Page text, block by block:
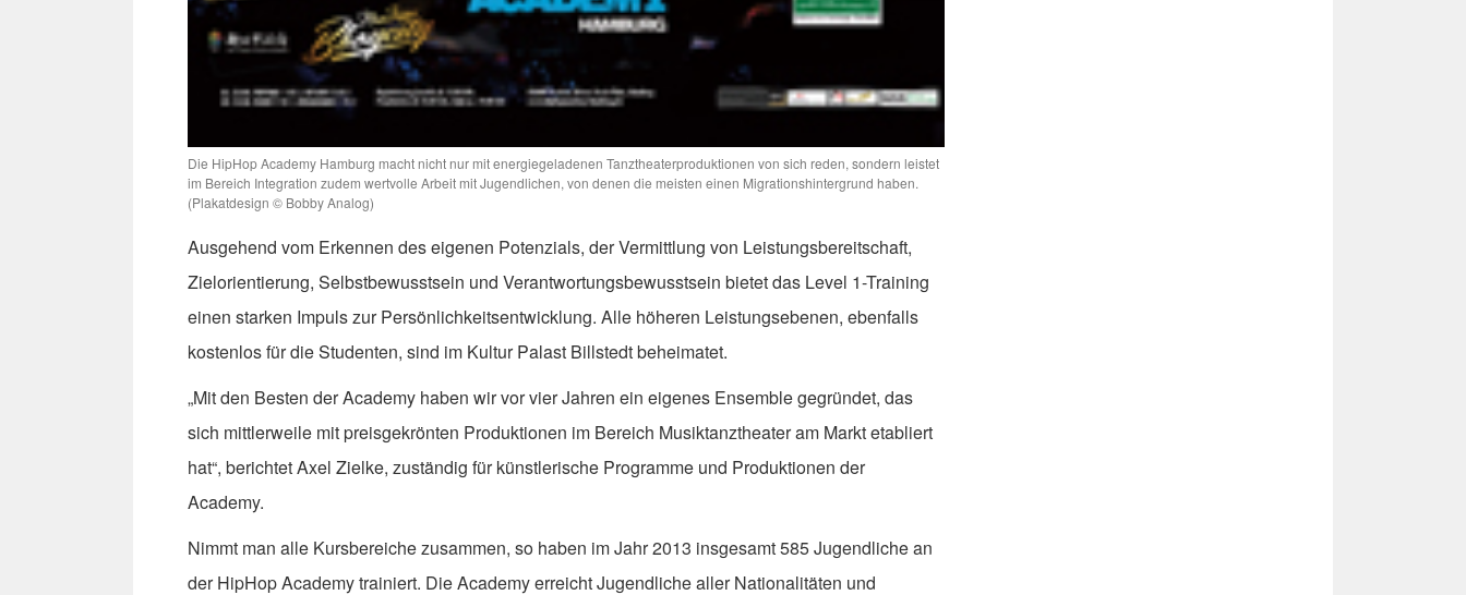
Die HipHop Academy Hamburg macht nicht nur mit energiegeladenen Tanztheaterproduktionen von sich reden, sondern leistet
im Bereich Integration zudem wertvolle Arbeit mit Jugendlichen, von denen die meisten einen Migrationshintergrund haben.
(Plakatdesign © Bobby Analog)
Ausgehend vom Erkennen des eigenen Potenzials, der Vermittlung von Leistungsbereitschaft,
Zielorientierung, Selbstbewusstsein und Verantwortungsbewusstsein bietet das Level 1-Training
einen starken Impuls zur Persönlichkeitsentwicklung. Alle höheren Leistungsebenen, ebenfalls
kostenlos für die Studenten, sind im Kultur Palast Billstedt beheimatet.
„Mit den Besten der Academy haben wir vor vier Jahren ein eigenes Ensemble gegründet, das
sich mittlerweile mit preisgekrönten Produktionen im Bereich Musiktanztheater am Markt etabliert
hat“, berichtet Axel Zielke, zuständig für künstlerische Programme und Produktionen der
Academy.
Nimmt man alle Kursbereiche zusammen, so haben im Jahr 2013 insgesamt 585 Jugendliche an
der HipHop Academy trainiert. Die Academy erreicht Jugendliche aller Nationalitäten und